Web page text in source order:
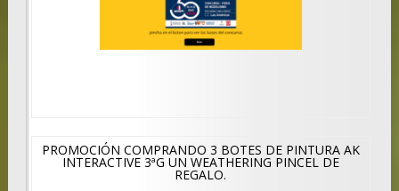
PROMOCIÓN COMPRANDO 3 BOTES DE PINTURA AK
INTERACTIVE 3ªG UN WEATHERING PINCEL DE
REGALO.